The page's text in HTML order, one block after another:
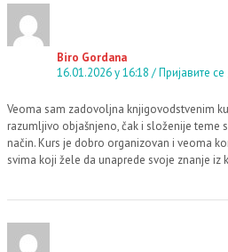
Biro Gordana
16.01.2026 у 16:18
Пријавите
Veoma sam zadovoljna knjigovodstvenim
razumljivo objašnjeno, čak i složenije teme
način. Kurs je dobro organizovan i veoma
svima koji žele da unaprede svoje znanje iz